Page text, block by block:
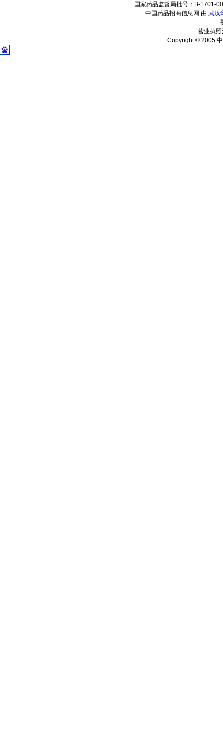
国家药品监督局批号：B-1701-
中国药品招商信息网 由 武汉
营业执
Copyright © 2005